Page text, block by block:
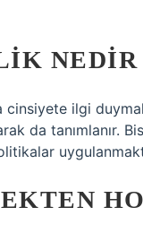
ilgi
da tanımlanır.